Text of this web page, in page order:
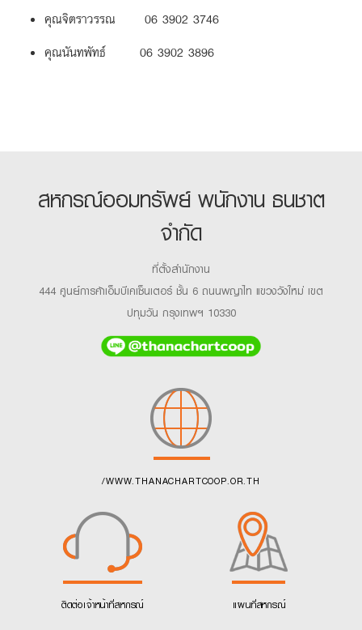
คุณจิตราวรรณ 06 3902 3746
คุณนันทพัทธ์ 06 3902 3896
สหกรณ์ออมทรัพย์ พนักงาน ธนชาต
จำกัด
ที่ตั้งสำนักงาน
444 ศูนย์การค้าเอ็มบีเคเซ็นเตอร์ ชั้น 6 ถนนพญาไท แขวงวังใหม่ เขต
ปทุมวัน กรุงเทพฯ 10330
/WWW.THANACHARTCOOP.OR.TH
ติดต่อเจ้าหน้าที่สหกรณ์ แผนที่สหกรณ์